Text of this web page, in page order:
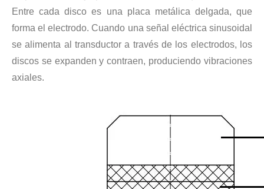
Entre cada disco es una placa metálica delgada, que
forma el electrodo. Cuando una señal eléctrica sinusoidal
se alimenta al transductor a través de los electrodos, los
discos se expanden y contraen, produciendo vibraciones
axiales.